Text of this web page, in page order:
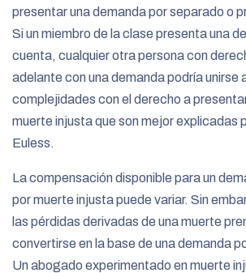
presentar una demanda por separado o
Si un miembro de la clase presenta una
cuenta, cualquier otra persona con
adelante con una demanda podría unirse
complejidades con el derecho a
muerte injusta que son mejor explicadas
Euless.
La compensación disponible para un
por muerte injusta puede variar. Sin
las pérdidas derivadas de una muerte
convertirse en la base de una demanda
Un abogado experimentado en muerte